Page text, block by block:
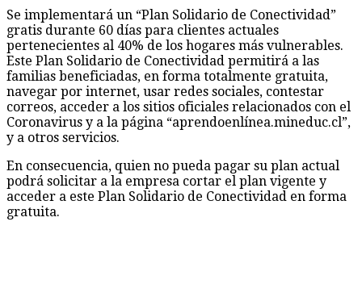
Este Plan Solidario de Conectividad permitirá a las
familias beneficiadas, en forma totalmente gratuita,
navegar por internet, usar redes sociales, contestar
correos, acceder a los sitios oficiales relacionados con el
Coronavirus y a la página “aprendoenlínea.mineduc.cl”,
y a otros servicios.
En consecuencia, quien no pueda pagar su plan actual
podrá solicitar a la empresa cortar el plan vigente y
acceder a este Plan Solidario de Conectividad en forma
gratuita.